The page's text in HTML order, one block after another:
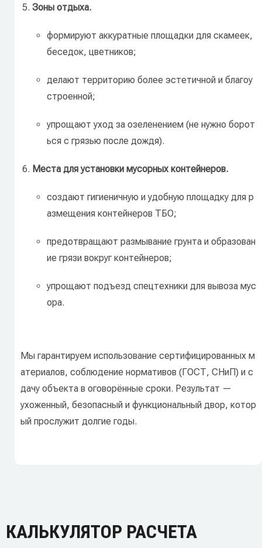
Зоны отдыха.
формируют аккуратные площадки для скамеек,
беседок, цветников;
делают территорию более эстетичной и благоу
строенной;
упрощают уход за озеленением (не нужно борот
ься с грязью после дождя).
Места дляустановки мусорныхконтейнеров.
создают гигиеничную иудобную площадку для р
азмещения контейнеров ТБО;
предотвращают размывание грунта и образован
ие грязи вокруг контейнеров;
упрощают подъезд спецтехники для вывоза мус
ора.
Мы гарантируем использование сертифицированных м
атериалов, соблюдение нормативов (ГОСТ, СНиП) и с
дачу объекта в оговорённые сроки. Результат —
ухоженный, безопасный и функциональный двор, котор
ый прослужит долгие годы.
КАЛЬКУЛЯТОР РАСЧЕТА